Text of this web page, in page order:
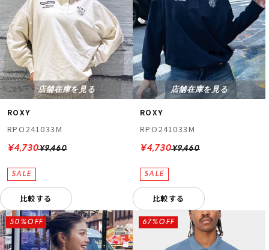
店舗在庫を見る
ROXY
RPO241033M
¥9,460
¥4,730
比較する
店舗在庫を見る
ROXY
RPO241033M
¥9,460
¥4,730
比較する
50%OFF 67%OFF